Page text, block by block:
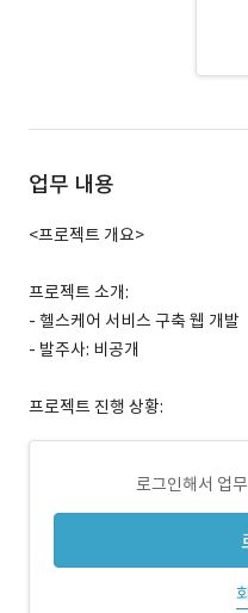
업무 내용
<프로젝트 개요>
프로젝트 소개:
- 헬스케어 서비스 구축 웹 개발
- 발주사: 비공개
프로젝트 진행 상황:
로그인해서 업